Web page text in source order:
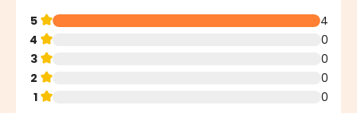
5
4
4
0
3
0
2
0
1
0